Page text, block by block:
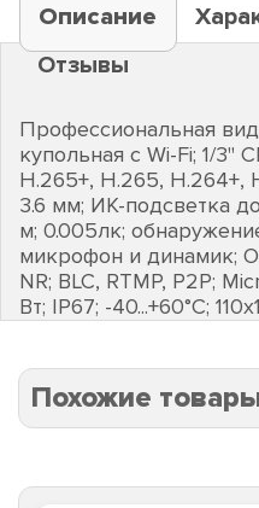
Описание
Отзывы
Профессиональная
купольная с Wi-Fi; 1/3"
H.265+, H.265, H.264+,
3.6 мм; ИК-подсветка
м; 0.005лк;
микрофон и динамик;
NR; BLC, RTMP, P2P;
Вт; IP67; -40...+60°C;
Похожие